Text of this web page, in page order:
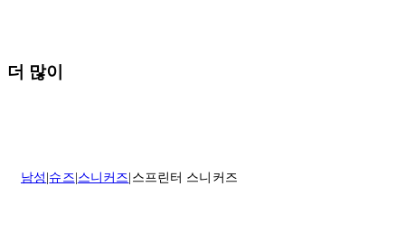
실 수 있습니다.
배송일로부터 영업일 기준 30일 이내에 접수된 반품에 대해서는 기꺼
이 환불해 드리겠습니다.반품 상품은 원래 상태를 유지하고 반드시
더 많이
남성 슈즈 스니커즈 스프린터 스니커즈